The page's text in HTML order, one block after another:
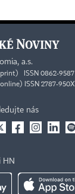
a.s.
ISSN 0862-9587
ISSN 2787-950X
nás
HN